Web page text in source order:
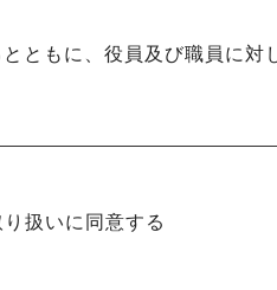
ともに、役員及び職員に対
扱いに同意する